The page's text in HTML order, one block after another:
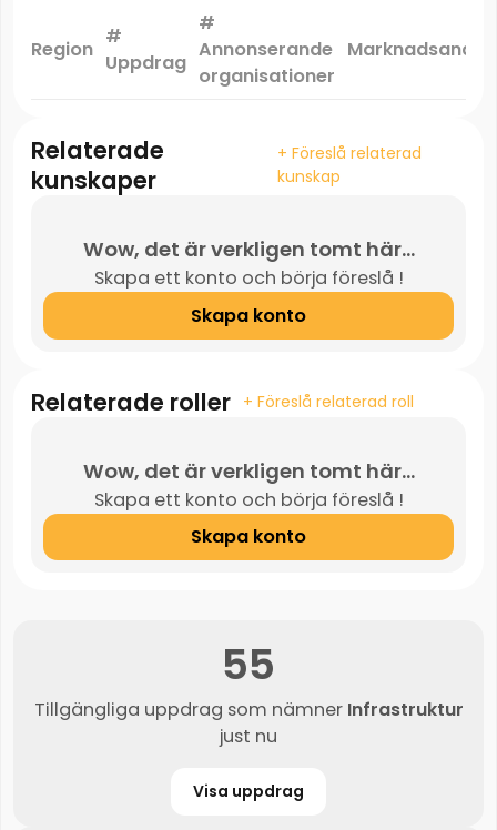
Region
#
Uppdrag
#
Annonserande
organisationer
Marknadsandel
Relaterade
kunskaper
+ Föreslå relaterad
kunskap
Wow, det är verkligen tomt här...
Skapa ett konto och börja föreslå !
Skapa konto
Relaterade roller + Föreslå relaterad roll
Wow, det är verkligen tomt här...
Skapa ett konto och börja föreslå !
Skapa konto
55
Tillgängliga uppdrag som nämner Infrastruktur
just nu
Visa uppdrag